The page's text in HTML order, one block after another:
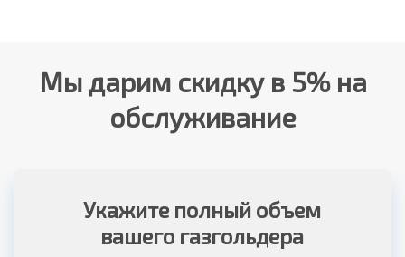
Мы дарим скидку в 5% на
обслуживание
Укажите полный объем
вашего газгольдера